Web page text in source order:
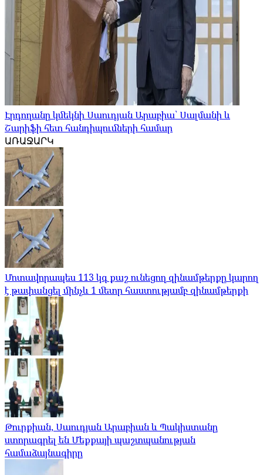
Էրդողանը կմեկնի Սաուդյան Արաբիա՝ Սալմանի և
Շարիֆի հետ հանդիպումների համար
ԱՌԱՋԱՐԿ
Մոտավորապես 113 կգ քաշ ունեցող զինամթերքը կարող
է թափանցել մինչև 1 մետր հաստությամբ զինամթերքի
Թուրքիան, Սաուդյան Արաբիան և Պակիստանը
ստորագրել են Մեքքայի պաշտպանության
համաձայնագիրը